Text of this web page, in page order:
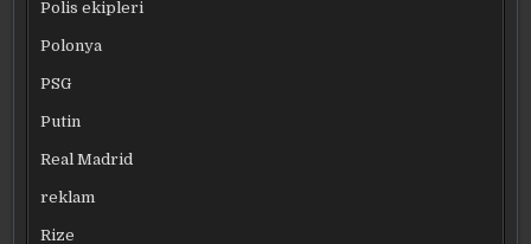
Polis ekipleri
Polonya
PSG
Putin
Real Madrid
reklam
Rize